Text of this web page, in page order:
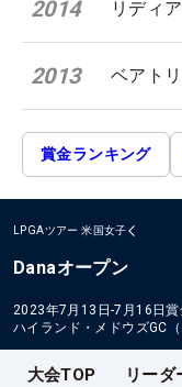
2014 リディ
2013 ベアト
賞金ランキング
LPGAツアー 米国女子
Danaオープン
2023年7月13日-7月16日賞
ハイランド・メドウズGC（
大会TOP リーダ